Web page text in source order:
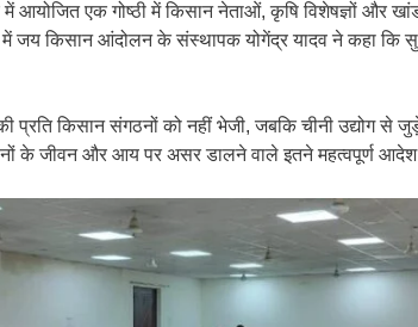
आयोजित एक गोष्ठी में किसान नेताओं, कृषि विशेषज्ञों और
में जय किसान आंदोलन के संस्थापक योगेंद्र यादव ने कहा कि
प्रति किसान संगठनों को नहीं भेजी, जबकि चीनी उद्योग से
के जीवन और आय पर असर डालने वाले इतने महत्वपूर्ण आदेश